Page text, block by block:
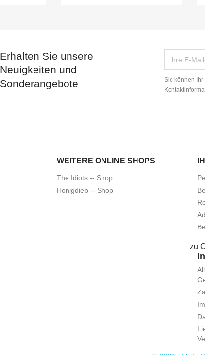
Erhalten Sie unsere
Neuigkeiten und
Sonderangebote
Sie können Ihr
WEITERE ONLINE SHOPS
The Idiots -- Shop
Honigdieb -- Shop
zu